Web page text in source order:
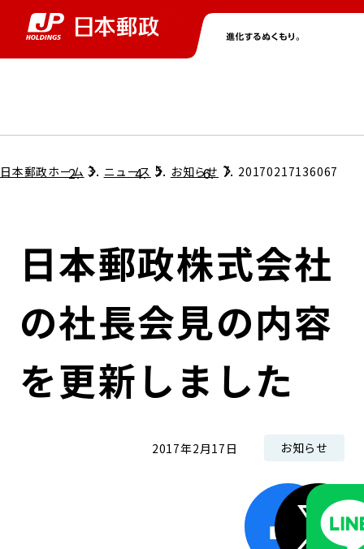
グループ情報トップ
コンプライアンス
ガバナンス
コンダクト向上の取組み
株主・投資家情報トップ
個人投資家のみなさまへ
株式情報
財務情報・IR資料
ニューストップ
サステナビリティトップ
担当役員メッセージ
サステナビリティマネジメント
持続可能な金融のフレームワーク
採用情報トップ
日本郵政ホーム ニュース お知らせ 20170217136067
日本郵政株式会社
の社長会見の内容
を更新しました
2017年2月17日 お知らせ